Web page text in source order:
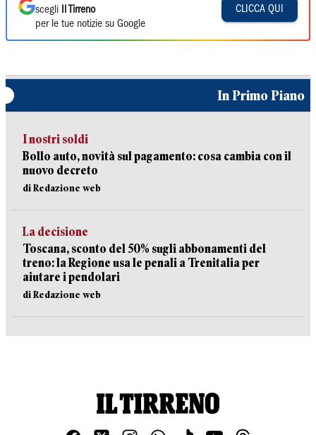
scegli
Il Tirreno
per le tue notizie su Google
CLICCA QUI
In Primo Piano
I nostri soldi
Bollo auto, novità sul pagamento: cosa cambia con il
nuovo decreto
di Redazione web
La decisione
Toscana, sconto del 50% sugli abbonamenti del
treno: la Regione usa le penali a Trenitalia per
aiutare i pendolari
di Redazione web